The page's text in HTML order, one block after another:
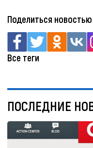
Поделиться новостью
Все теги
ПОСЛЕДНИЕ